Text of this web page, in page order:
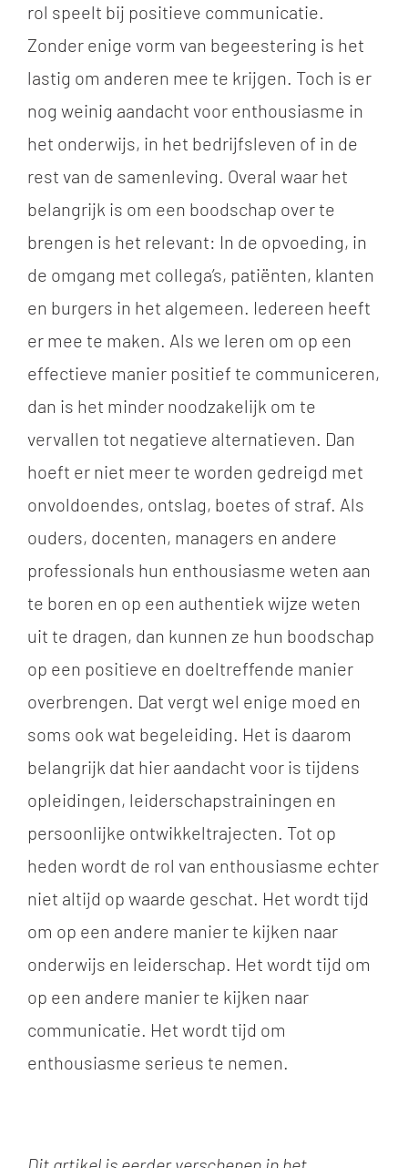
rol speelt bij positieve communicatie.
Zonder enige vorm van begeestering is het
lastig om anderen mee te krijgen. Toch is er
nog weinig aandacht voor enthousiasme in
het onderwijs, in het bedrijfsleven of in de
rest van de samenleving. Overal waar het
belangrijk is om een boodschap over te
brengen is het relevant: In de opvoeding, in
de omgang met collega’s, patiënten, klanten
en burgers in het algemeen. Iedereen heeft
er mee te maken. Als we leren om op een
effectieve manier positief te communiceren,
dan is het minder noodzakelijk om te
vervallen tot negatieve alternatieven. Dan
hoeft er niet meer te worden gedreigd met
onvoldoendes, ontslag, boetes of straf. Als
ouders, docenten, managers en andere
professionals hun enthousiasme weten aan
te boren en op een authentiek wijze weten
uit te dragen, dan kunnen ze hun boodschap
op een positieve en doeltreffende manier
overbrengen. Dat vergt wel enige moed en
soms ook wat begeleiding. Het is daarom
belangrijk dat hier aandacht voor is tijdens
opleidingen, leiderschapstrainingen en
persoonlijke ontwikkeltrajecten. Tot op
heden wordt de rol van enthousiasme echter
niet altijd op waarde geschat. Het wordt tijd
om op een andere manier te kijken naar
onderwijs en leiderschap. Het wordt tijd om
op een andere manier te kijken naar
communicatie. Het wordt tijd om
enthousiasme serieus te nemen.